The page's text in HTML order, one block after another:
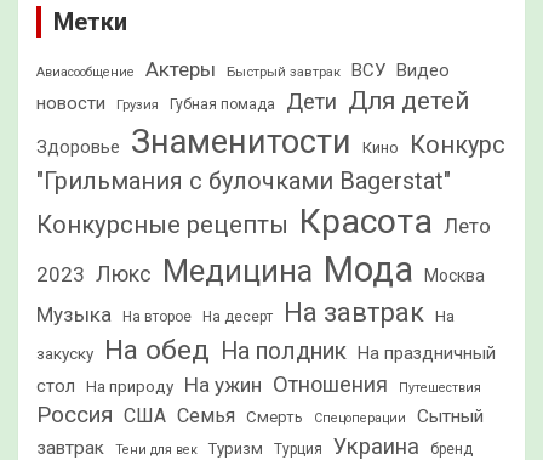
Метки
Авиасообщение Актеры Быстрый завтрак ВСУ Видео
новости
Грузия Губная помада Дети Для детей
Здоровье Знаменитости Кино
Конкурс
"Грильмания с булочками Bagerstat"
Конкурсные рецепты Красота Лето
2023 Люкс Медицина Мода Москва
Музыка На второе На десерт На завтрак На
закуску На обед На полдник На праздничный
стол
На природу На ужин Отношения Путешествия
Россия США Семья Смерть Спецоперации
Сытный
завтрак
Тени для век Туризм Турция Украина бренд